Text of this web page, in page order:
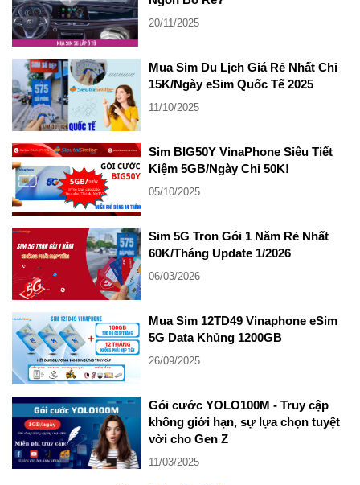
20/11/2025
Mua Sim Du Lịch Giá Rẻ Nhất Chỉ
15K/Ngày eSim Quốc Tế 2025
11/10/2025
Sim BIG50Y VinaPhone Siêu Tiết
Kiệm 5GB/Ngày Chỉ 50K!
05/10/2025
Sim 5G Tron Gói 1 Năm Rẻ Nhất
60K/Tháng Update 1/2026
06/03/2026
Mua Sim 12TD49 Vinaphone eSim
5G Data Khủng 1200GB
26/09/2025
Gói cước YOLO100M - Truy cập
không giới hạn, sự lựa chọn tuyệt
vời cho Gen Z
11/03/2025